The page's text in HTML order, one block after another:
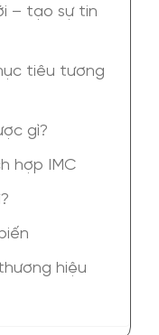
– tạo sự tin
tiêu tương
gì?
hợp IMC
hiệu